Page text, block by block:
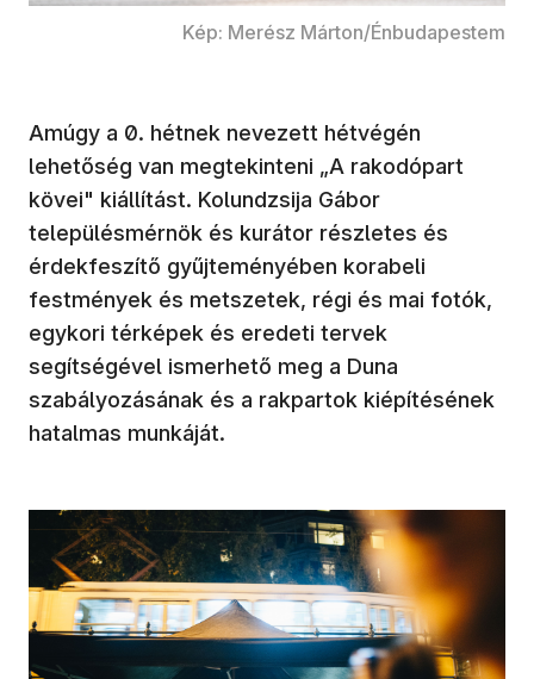
Kép: Merész Márton/Énbudapestem
Amúgy a 0. hétnek nevezett hétvégén
lehetőség van megtekinteni „A rakodópart
kövei" kiállítást. Kolundzsija Gábor
településmérnök és kurátor részletes és
érdekfeszítő gyűjteményében korabeli
festmények és metszetek, régi és mai fotók,
egykori térképek és eredeti tervek
segítségével ismerhető meg a Duna
szabályozásának és a rakpartok kiépítésének
hatalmas munkáját.